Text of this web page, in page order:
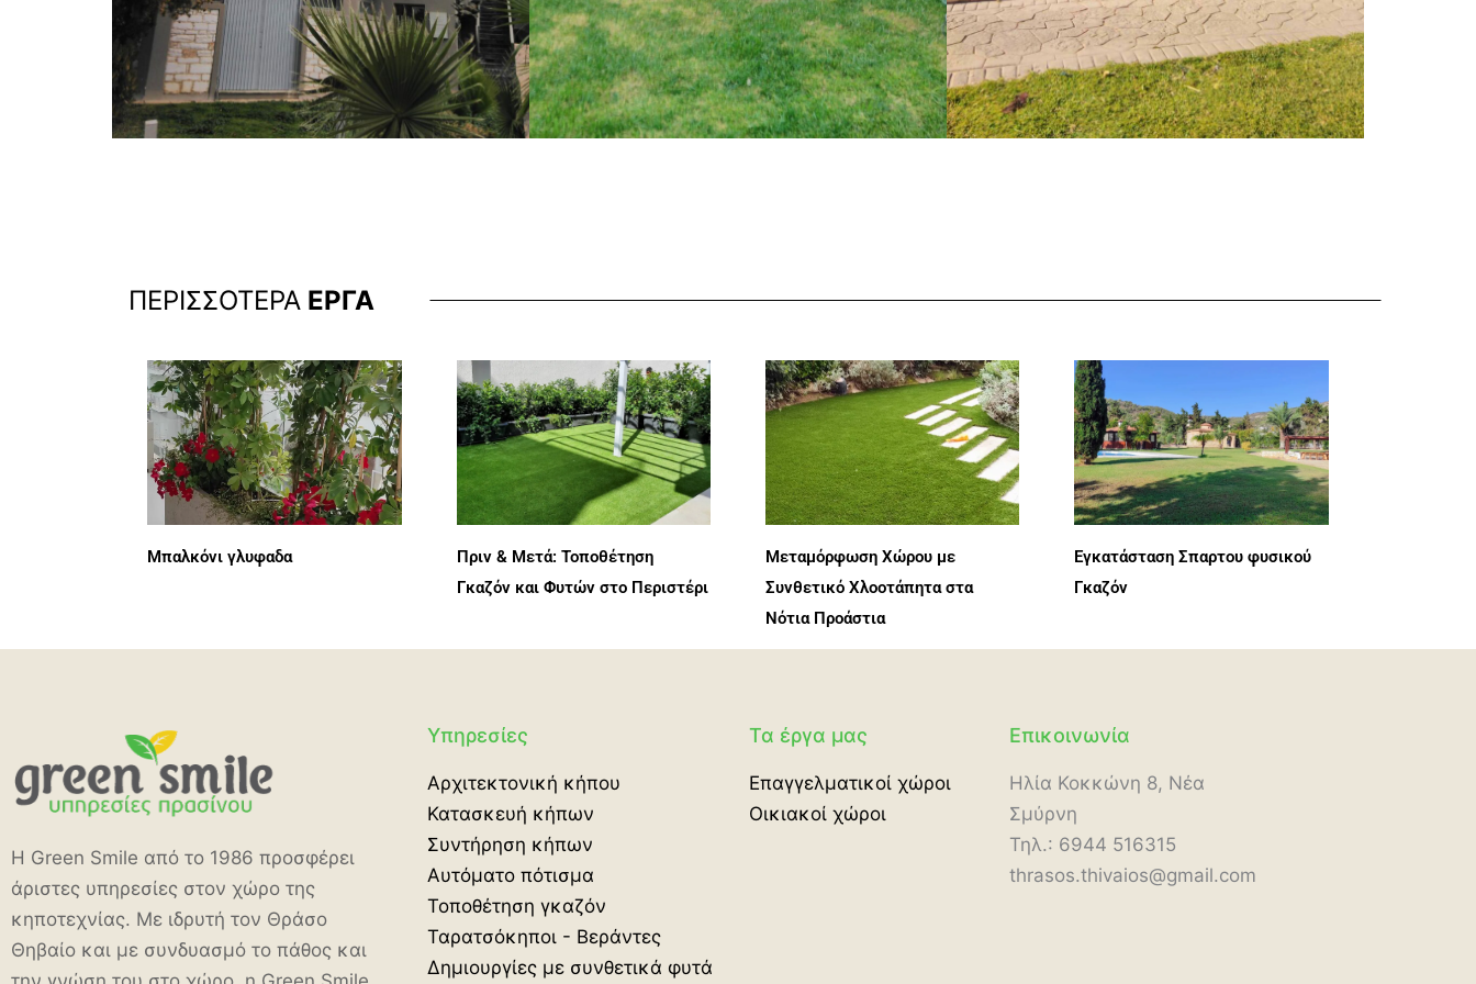
ΠΕΡΙΣΣΟΤΕΡΑ ΕΡΓΑ
Μπαλκόνι γλυφαδα
Πριν & Μετά: Τοποθέτηση
Γκαζόν και Φυτών στο Περιστέρι
Μεταμόρφωση Χώρου με
Συνθετικό Χλοοτάπητα στα
Νότια Προάστια
Εγκατάσταση Σπαρτου φυσικού
Γκαζόν
Η Green Smile από το 1986 προσφέρει
άριστες υπηρεσίες στον χώρο της
κηποτεχνίας. Με ιδρυτή τον Θράσο
Θηβαίο και με συνδυασμό το πάθος και
Υπηρεσίες
Αρχιτεκτονική κήπου
Κατασκευή κήπων
Συντήρηση κήπων
Αυτόματο πότισμα
Τοποθέτηση γκαζόν
Ταρατσόκηποι - Βεράντες
Δημιουργίες με συνθετικά φυτά
Τα έργα μας
Επαγγελματικοί χώροι
Οικιακοί χώροι
Επικοινωνία
Ηλία Κοκκώνη 8, Νέα
Σμύρνη
Τηλ.: 6944 516315
thrasos.thivaios@gmail.com